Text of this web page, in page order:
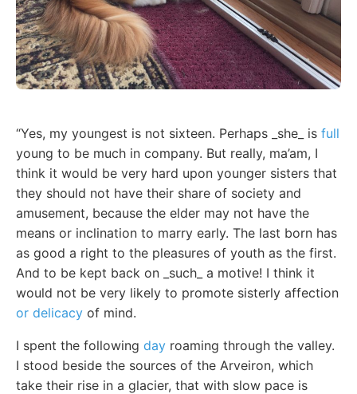
“Yes, my youngest is not sixteen. Perhaps _she_ is full
young to be much in company. But really, ma’am, I
think it would be very hard upon younger sisters that
they should not have their share of society and
amusement, because the elder may not have the
means or inclination to marry early. The last born has
as good a right to the pleasures of youth as the first.
And to be kept back on _such_ a motive! I think it
would not be very likely to promote sisterly affection
or delicacy of mind.
I spent the following day roaming through the valley.
I stood beside the sources of the Arveiron, which
take their rise in a glacier, that with slow pace is